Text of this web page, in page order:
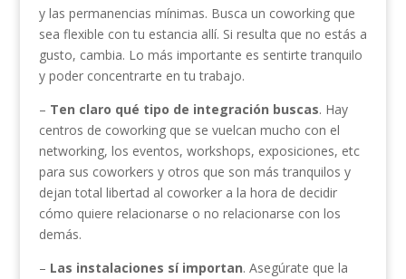
y las permanencias mínimas. Busca un coworking que
sea flexible con tu estancia allí. Si resulta que no estás a
gusto, cambia. Lo más importante es sentirte tranquilo
y poder concentrarte en tu trabajo.
– Ten claro qué tipo de integración buscas. Hay
centros de coworking que se vuelcan mucho con el
networking, los eventos, workshops, exposiciones, etc
para sus coworkers y otros que son más tranquilos y
dejan total libertad al coworker a la hora de decidir
cómo quiere relacionarse o no relacionarse con los
demás.
– Las instalaciones sí importan. Asegúrate que la